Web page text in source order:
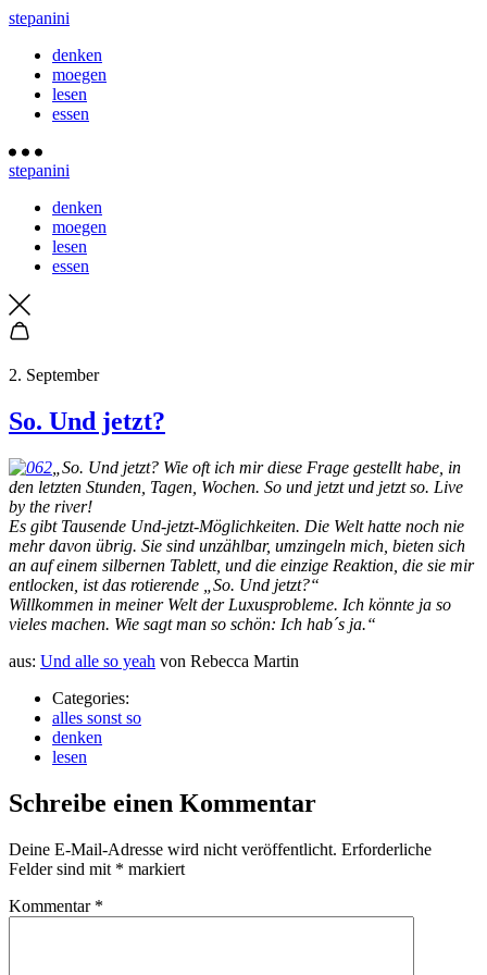
stepanini
denken
moegen
lesen
essen
stepanini
denken
moegen
lesen
essen
2. September
So. Und jetzt?
„So. Und jetzt? Wie oft ich mir diese Frage gestellt habe, in
den letzten Stunden, Tagen, Wochen. So und jetzt und jetzt so. Live
by the river!
Es gibt Tausende Und-jetzt-Möglichkeiten. Die Welt hatte noch nie
mehr davon übrig. Sie sind unzählbar, umzingeln mich, bieten sich
an auf einem silbernen Tablett, und die einzige Reaktion, die sie mir
entlocken, ist das rotierende „So. Und jetzt?“
Willkommen in meiner Welt der Luxusprobleme. Ich könnte ja so
vieles machen. Wie sagt man so schön: Ich hab´s ja.“
aus: Und alle so yeah von Rebecca Martin
Categories:
alles sonst so
denken
lesen
Schreibe einen Kommentar
Deine E-Mail-Adresse wird nicht veröffentlicht. Erforderliche
Felder sind mit * markiert
Kommentar *